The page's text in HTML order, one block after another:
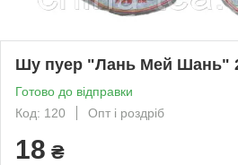
Шу пуер "Лань Мей Шань"
Готово до відправки
Код: 120
Опт і роздріб
18 ₴